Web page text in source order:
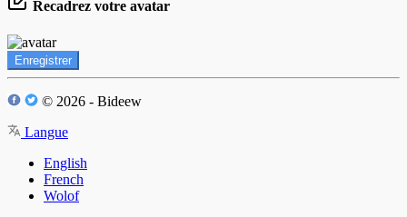
Recadrez votre avatar
Enregistrer
© 2026 - Bideew
Langue
English
French
Wolof